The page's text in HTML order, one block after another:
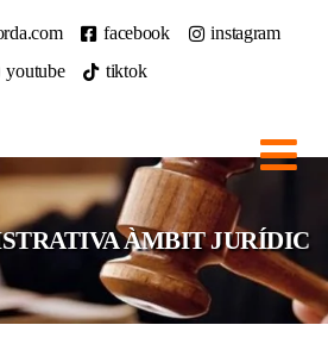
facebook
instagram
youtube
tiktok
ÀMBIT JURÍDIC